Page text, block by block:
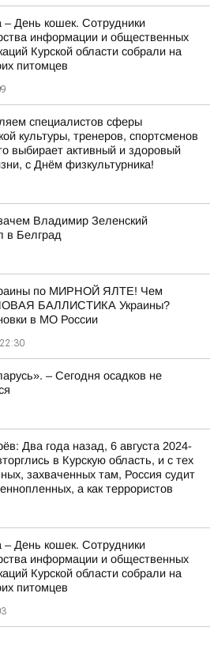
– День кошек. Сотрудники
информации и общественных
Курской области собрали на
питомцев
специалистов сферы
культуры, тренеров, спортсменов
выбирает активный и здоровый
с Днём физкультурника!
Владимир Зеленский
в Белград
по МИРНОЙ ЯЛТЕ! Чем
БАЛЛИСТИКА Украины?
в МО России
– Сегодня осадков не
Два года назад, 6 августа 2024-
в Курскую область, и с тех
захваченных там, Россия судит
а как террористов
– День кошек. Сотрудники
информации и общественных
Курской области собрали на
питомцев